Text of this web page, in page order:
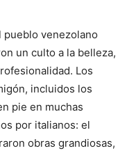
pueblo venezolano
un culto a la belleza,
Los
incluidos los
pie en muchas
por italianos: el
obras grandiosas,